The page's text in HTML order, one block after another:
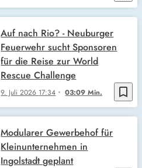
bookmark_border
9. Juli 2026 17:34 03:09 Min.
Auf nach Rio? - Neuburger
Feuerwehr sucht Sponsoren
für die Reise zur World
Rescue Challenge
Modularer Gewerbehof für
Kleinunternehmen in
Ingolstadt geplant